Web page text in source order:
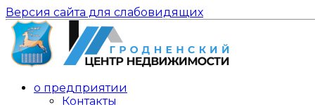
Версия сайта для слабовидящих
о предприятии
Контакты